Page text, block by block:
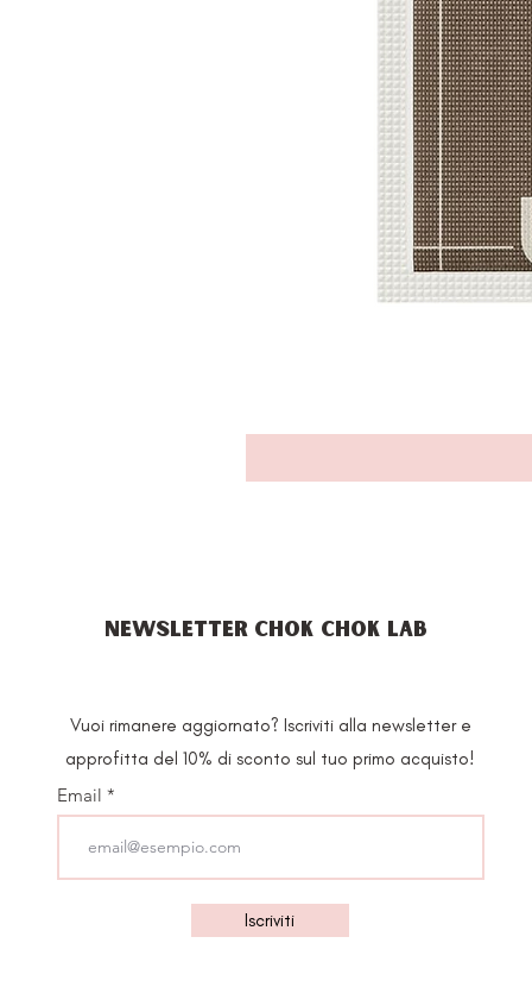
NEWSLETTER CHOK CHOK LAB
Vuoi rimanere aggiornato? Iscriviti alla newsletter e
approfitta del 10% di sconto sul tuo primo acquisto!
Email
Iscriviti